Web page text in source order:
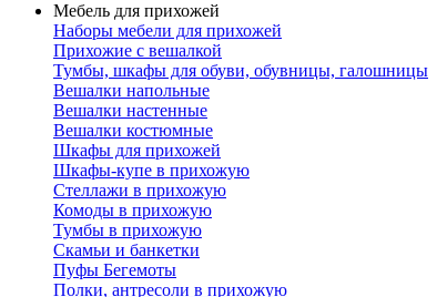
Мебель для прихожей
Наборы мебели для прихожей
Прихожие с вешалкой
Тумбы, шкафы для обуви, обувницы, галошницы
Вешалки напольные
Вешалки настенные
Вешалки костюмные
Шкафы для прихожей
Шкафы-купе в прихожую
Стеллажи в прихожую
Комоды в прихожую
Тумбы в прихожую
Скамьи и банкетки
Пуфы Бегемоты
Полки, антресоли в прихожую